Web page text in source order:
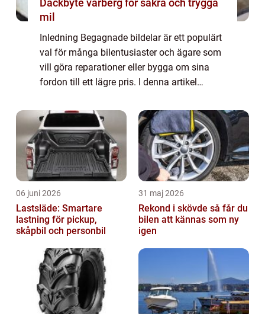
Däckbyte varberg för säkra och trygga
mil
Inledning Begagnade bildelar är ett populärt
val för många bilentusiaster och ägare som
vill göra reparationer eller bygga om sina
fordon till ett lägre pris. I denna artikel
begagnade bildelar, inklusive va...
06 juni 2026
Lastsläde: Smartare
lastning för pickup,
skåpbil och personbil
31 maj 2026
Rekond i skövde så får du
bilen att kännas som ny
igen